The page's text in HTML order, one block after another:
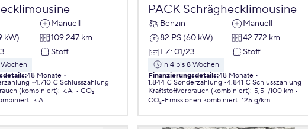
Manuell
kW)
109.247 km
Stoff
:48 Monate
4.710 € Schlusszahlung
(kombiniert): k.A.
CO₂-
: k.A.
PACK Schräghecklimousine
Benzin
Manuell
82 PS (60 kW)
42.772 km
EZ: 01/23 Stoff
in 4 bis 8 Wochen
Finanzierungsdetails:48 Monate
1.844 € Sonderzahlung 4.841 € Schlusszahlung
Kraftstoffverbrauch (kombiniert): 5,5 l/100 km
CO₂-Emissionen kombiniert: 125 g/km